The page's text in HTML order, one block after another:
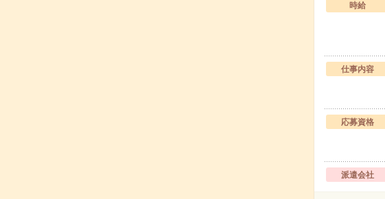
時給
仕事内容
応募資格
派遣会社